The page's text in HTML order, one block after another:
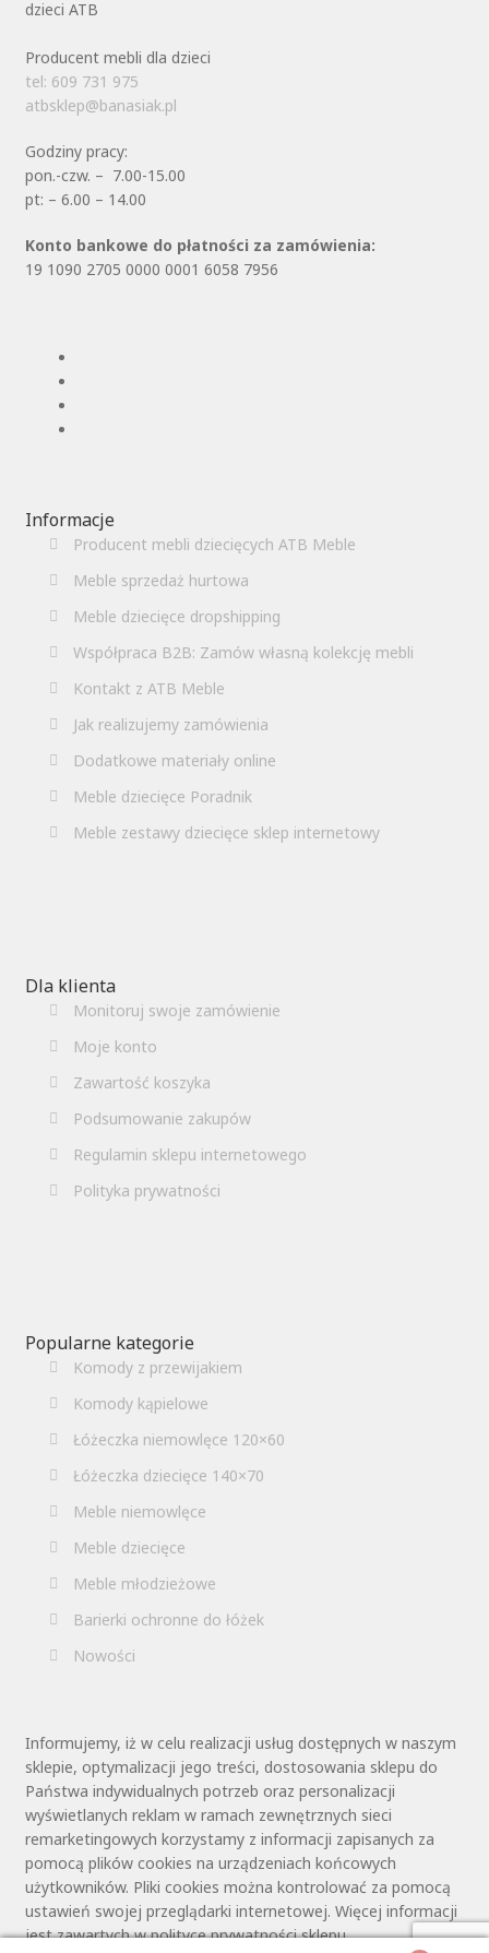
Producent mebli dla dzieci
tel: 609 731 975
atbsklep@banasiak.pl
Godziny pracy:
pon.-czw. – 7.00-15.00
pt: – 6.00 – 14.00
Konto bankowe do płatności za zamówienia:
19 1090 2705 0000 0001 6058 7956
Informacje
Producent mebli dziecięcych ATB Meble
Meble sprzedaż hurtowa
Meble dziecięce dropshipping
Współpraca B2B: Zamów własną kolekcję mebli
Kontakt z ATB Meble
Jak realizujemy zamówienia
Dodatkowe materiały online
Meble dziecięce Poradnik
Meble zestawy dziecięce sklep internetowy
Dla klienta
Monitoruj swoje zamówienie
Moje konto
Zawartość koszyka
Podsumowanie zakupów
Regulamin sklepu internetowego
Polityka prywatności
Popularne kategorie
Komody z przewijakiem
Komody kąpielowe
Łóżeczka niemowlęce 120×60
Łóżeczka dziecięce 140×70
Meble niemowlęce
Meble dziecięce
Meble młodzieżowe
Barierki ochronne do łóżek
Nowości
Informujemy, iż w celu realizacji usług dostępnych w naszym
sklepie, optymalizacji jego treści, dostosowania sklepu do
Państwa indywidualnych potrzeb oraz personalizacji
wyświetlanych reklam w ramach zewnętrznych sieci
remarketingowych korzystamy z informacji zapisanych za
pomocą plików cookies na urządzeniach końcowych
użytkowników. Pliki cookies można kontrolować za pomocą
ustawień swojej przeglądarki internetowej. Więcej informacji
jest zawartych w polityce prywatności sklepu.